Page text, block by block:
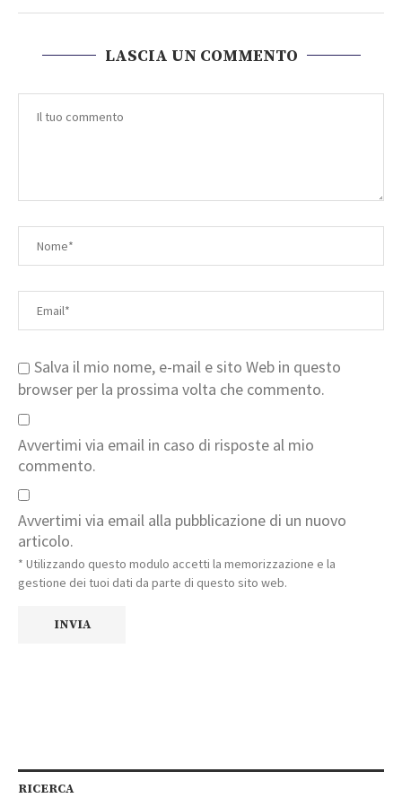
LASCIA UN COMMENTO
Salva il mio nome, e-mail e sito Web in questo
browser per la prossima volta che commento.
Avvertimi via email in caso di risposte al mio
commento.
Avvertimi via email alla pubblicazione di un nuovo
articolo.
* Utilizzando questo modulo accetti la memorizzazione e la
gestione dei tuoi dati da parte di questo sito web.
RICERCA